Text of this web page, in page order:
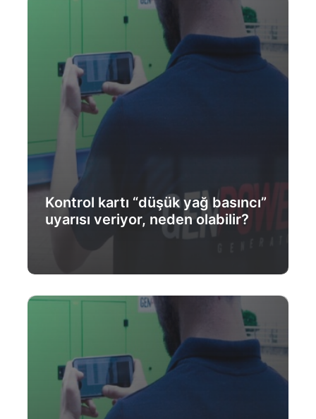
Kontrol kartı “düşük yağ basıncı”
uyarısı veriyor, neden olabilir?
Daha Fazlası